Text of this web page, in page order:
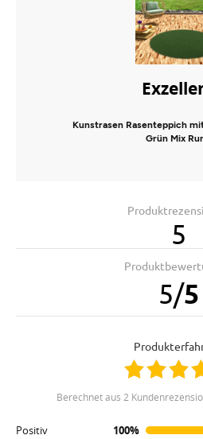
Kunstrasen Rasenteppich
Grün Mix
5
5/5
berechnet aus 2
Positiv
100%